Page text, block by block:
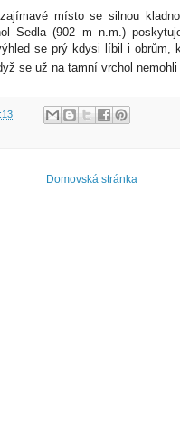
místo se silnou
Sedla (902 m n.m.)
se prý kdysi líbil i obrům,
se už na tamní vrchol
Domovská stránka